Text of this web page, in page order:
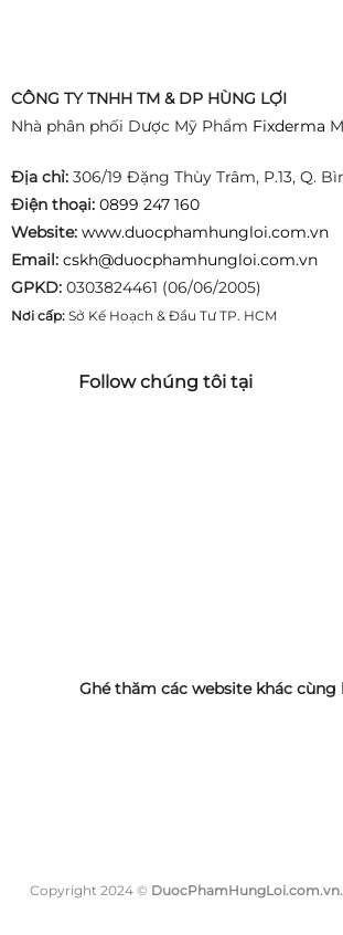
CÔNG TY TNHH TM & DP HÙNG LỢI
Nhà phân phối Dược Mỹ Phẩm Fixderma
Địa chỉ:306/19 Đặng Thùy Trâm, P.13, Q.
Điện thoại: 0899 247 160
Website: www.duocphamhungloi.com.vn
Email: cskh@duocphamhungloi.com.vn
GPKD:0303824461 (06/06/2005)
Nơi cấp:Sở Kế Hoạch & Đầu Tư TP. HCM
Follow chúng tôi tại
Ghé thăm các website khác cùng
Copyright 2024 ©